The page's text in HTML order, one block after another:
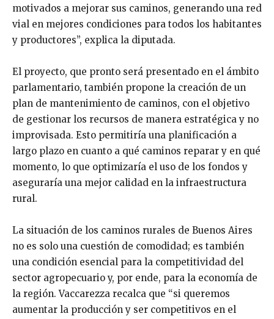
motivados a mejorar sus caminos, generando una red
vial en mejores condiciones para todos los habitantes
y productores”, explica la diputada.
El proyecto, que pronto será presentado en el ámbito
parlamentario, también propone la creación de un
plan de mantenimiento de caminos, con el objetivo
de gestionar los recursos de manera estratégica y no
improvisada. Esto permitiría una planificación a
largo plazo en cuanto a qué caminos reparar y en qué
momento, lo que optimizaría el uso de los fondos y
aseguraría una mejor calidad en la infraestructura
rural.
La situación de los caminos rurales de Buenos Aires
no es solo una cuestión de comodidad; es también
una condición esencial para la competitividad del
sector agropecuario y, por ende, para la economía de
la región. Vaccarezza recalca que “si queremos
aumentar la producción y ser competitivos en el